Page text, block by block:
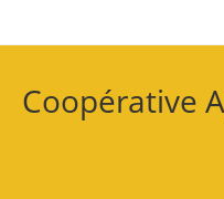
Coopérative